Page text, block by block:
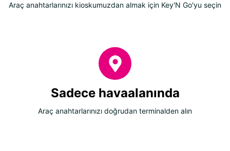
Araç anahtarlarınızı kioskumuzdan almak için Key'N Go'yu seçin
Sadece havaalanında
Araç anahtarlarınızı doğrudan terminalden alın